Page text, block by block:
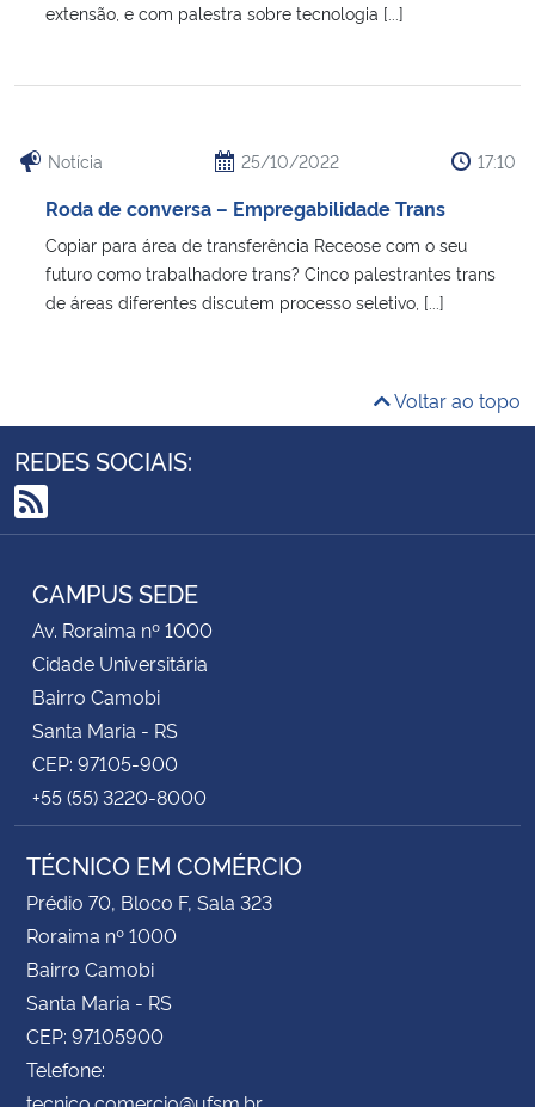
extensão, e com palestra sobre tecnologia [...]
Notícia 25/10/2022 17:10
Roda de conversa – Empregabilidade Trans
Copiar para área de transferência Receose com o seu
futuro como trabalhadore trans? Cinco palestrantes trans
de áreas diferentes discutem processo seletivo, [...]
Voltar ao topo
REDES SOCIAIS:
RSS
CAMPUS SEDE
Av. Roraima nº 1000
Cidade Universitária
Bairro Camobi
Santa Maria - RS
CEP: 97105-900
+55 (55) 3220-8000
TÉCNICO EM COMÉRCIO
Prédio 70, Bloco F, Sala 323
Roraima nº 1000
Bairro Camobi
Santa Maria - RS
CEP: 97105900
Telefone: